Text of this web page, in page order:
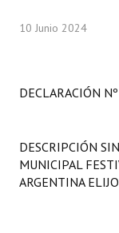
Comisiones
Programas
Constitución
10 Junio 2024
DECLARACIÓN
DESCRIPCIÓN
MUNICIPAL
ARGENTINA